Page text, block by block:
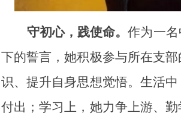
守初心，践使命。作为一
下的誓言，她积极参与所在支
识、提升自身思想觉悟。生活
付出；学习上，她力争上游、